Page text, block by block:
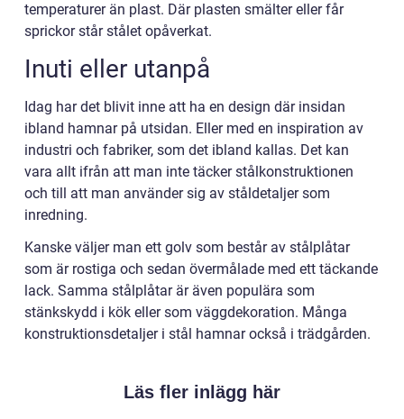
temperaturer än plast. Där plasten smälter eller får
sprickor står stålet opåverkat.
Inuti eller utanpå
Idag har det blivit inne att ha en design där insidan
ibland hamnar på utsidan. Eller med en inspiration av
industri och fabriker, som det ibland kallas. Det kan
vara allt ifrån att man inte täcker stålkonstruktionen
och till att man använder sig av ståldetaljer som
inredning.
Kanske väljer man ett golv som består av stålplåtar
som är rostiga och sedan övermålade med ett täckande
lack. Samma stålplåtar är även populära som
stänkskydd i kök eller som väggdekoration. Många
konstruktionsdetaljer i stål hamnar också i trädgården.
Läs fler inlägg här